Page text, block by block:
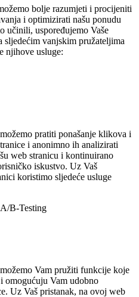
bolje razumjeti i procijeniti
i optimizirati našu ponudu
učinili, uspoređujemo Vaše
sljedećim vanjskim pružateljima
njihove usluge:
pratiti ponašanje klikova i
i anonimno ih analizirati
web stranicu i kontinuirano
iskustvo. Uz Vaš
koristimo sljedeće usluge
B-Testing
Vam pružiti funkcije koje
omogućuju Vam udobno
Uz Vaš pristanak, na ovoj web